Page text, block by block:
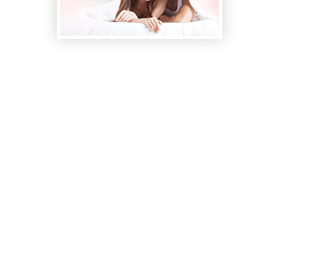
广州破镜重圆教育咨询有限